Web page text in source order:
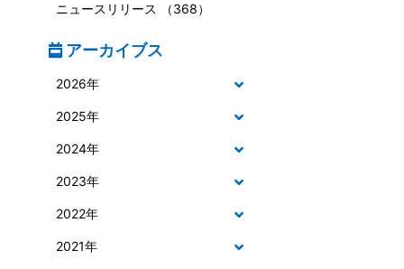
ニュースリリース （368）
アーカイブス
2026年
2025年
2024年
2023年
2022年
2021年